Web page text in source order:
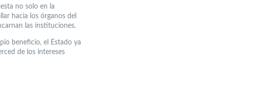
no solo en la
hacia los órganos del
las instituciones.
beneficio, el Estado ya
de los intereses